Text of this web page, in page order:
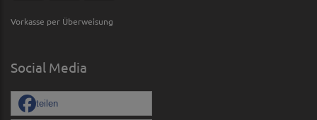
Vorkasse per Überweisung
Social Media
teilen